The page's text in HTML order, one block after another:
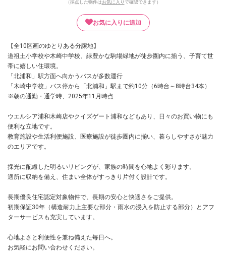
（採点した物件は お気に入り で確認できます）
お気に入りに追加
【全10区画のゆとりある分譲地】
道祖土小学校や木崎中学校、緑豊かな駒場緑地が徒歩圏内に揃う、子育て世
帯に嬉しい住環境。
「北浦和」駅方面へ向かうバスが多数運行
「木崎中学校」バス停から「北浦和」駅まで約10分（6時台～8時台34本）
※朝の通勤・通学時、2025年11月時点
ウエルシア浦和木崎店やクイズゲート浦和などもあり、日々のお買い物にも
便利な立地です。
教育施設や生活利便施設、医療施設が徒歩圏内に揃い、暮らしやすさが魅力
のエリアです。
採光に配慮した明るいリビングが、家族の時間を心地よく彩ります。
適所に収納を備え、住まい全体がすっきり片付く設計です。
長期優良住宅認定対象物件で、長期の安心と快適さをご提供。
初期保証30年（構造耐力上主要な部分・雨水の浸入を防止する部分）とアフ
ターサービスも充実しています。
心地よさと利便性を兼ね備えた毎日へ。
お気軽にお問い合わせください。